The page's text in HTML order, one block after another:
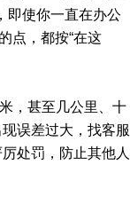
即使你一直在办公
点，都按“在这
，甚至几公里、十
误差过大，找客服
处罚，防止其他人